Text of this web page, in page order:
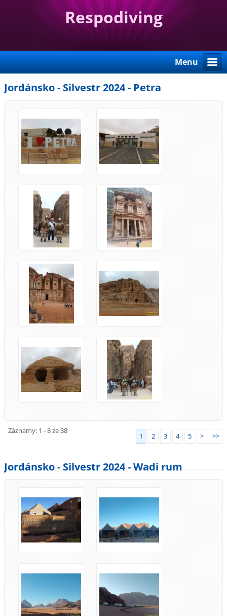
Respodiving
Menu
Jordánsko - Silvestr 2024 - Petra
Záznamy: 1 - 8 ze 38
1 2 3 4 5 > >>
Jordánsko - Silvestr 2024 - Wadi rum